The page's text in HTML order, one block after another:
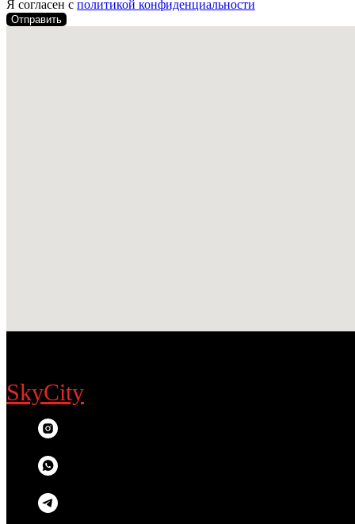
Я согласен с политикой конфиденциальности
Отправить
SkyCity